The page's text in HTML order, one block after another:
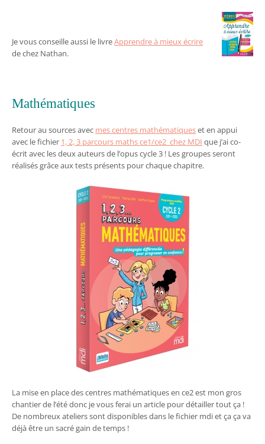
Je vous conseille aussi le livreApprendre à mieux écrire
de chez Nathan.
Mathématiques
Retour au sources avec mes centres mathématiqueset en appui
avec le fichier 1, 2, 3 parcours maths ce1/ce2 chez MDI que j’ai co-
écrit avec les deux auteurs de l’opus cycle 3 ! Les groupes seront
réalisés grâce aux tests présents pour chaque chapitre.
La mise en place des centres mathématiques en ce2 est mon gros
chantier de l’été donc je vous ferai un article pour détailler tout ça !
De nombreux ateliers sont disponibles dans le fichier mdi et ça ça va
déjà être un sacré gain de temps !